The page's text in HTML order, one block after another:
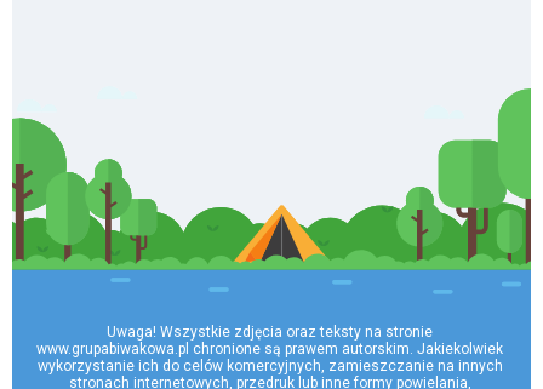
Uwaga! Wszystkie zdjęcia oraz teksty na stronie
www.grupabiwakowa.pl chronione są prawem autorskim. Jakiekolwiek
wykorzystanie ich do celów komercyjnych, zamieszczanie na innych
stronach internetowych, przedruk lub inne formy powielania,